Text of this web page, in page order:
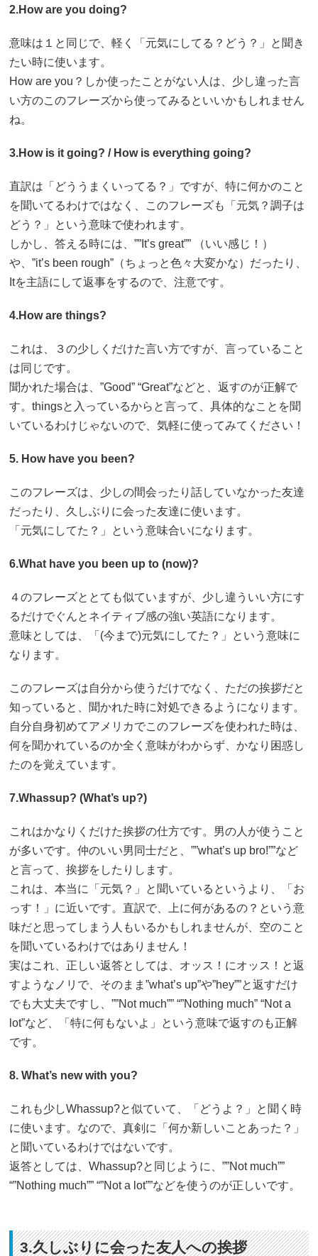
2.How are you doing?
意味は１と同じで、軽く「元気にしてる？どう？」と聞き
たい時に使います。
How are you？しか使ったことがない人は、少し違った言
い方のこのフレーズから使ってみるといいかもしれません
ね。
3.How is it going? / How is everything going?
直訳は「どううまくいってる？」ですが、特に何かのこと
を聞いてるわけではなく、このフレーズも「元気？調子は
どう？」という意味で使われます。
しかし、答える時には、””It’s great”” （いい感じ！）
や、”it’s been rough”（ちょっと色々大変かな）だったり、
Itを主語にして返事をするので、注意です。
4.How are things?
これは、３の少しくだけた言い方ですが、言っていること
は同じです。
聞かれた場合は、”Good” “Great”などと、返すのが正解で
す。thingsと入っているからと言って、具体的なことを聞
いているわけじゃないので、気軽に使ってみてください！
5. How have you been?
このフレーズは、少しの間会ったり話していなかった友達
だったり、久しぶりに会った友達に使います。
「元気にしてた？」という意味合いになります。
6.What have you been up to (now)?
４のフレーズととても似ていますが、少し違ういい方にす
るだけでぐんとネイティブ感の強い英語になります。
意味としては、「(今まで)元気にしてた？」という意味に
なります。
このフレーズは自分から使うだけでなく、ただの挨拶だと
知っていると、聞かれた時に対処できるようになります。
自分自身初めてアメリカでこのフレーズを使われた時は、
何を聞かれているのか全く意味がわからず、かなり困惑し
たのを覚えています。
7.Whassup? (What’s up?)
これはかなりくだけた挨拶の仕方です。男の人が使うこと
が多いです。仲のいい男同士だと、””what’s up bro!””など
と言って、挨拶をしたりします。
これは、本当に「元気？」と聞いているというより、「お
っす！」に近いです。直訳で、上に何があるの？という意
味だと思ってしまう人もいるかもしれませんが、空のこと
を聞いているわけではありません！
実はこれ、正しい返答としては、オッス！にオッス！と返
すようなノリで、そのまま”what’s up”や”hey””と返すだけ
でも大丈夫ですし、””Not much”” “”Nothing much” “Not a
lot”など、「特に何もないよ」という意味で返すのも正解
です。
8. What’s new with you?
これも少しWhassup?と似ていて、「どうよ？」と聞く時
に使います。なので、真剣に「何か新しいことあった？」
と聞いているわけではないです。
返答としては、Whassup?と同じように、””Not much””
“”Nothing much”” “”Not a lot””などを使うのが正しいです。
3.久しぶりに会った友人への挨拶